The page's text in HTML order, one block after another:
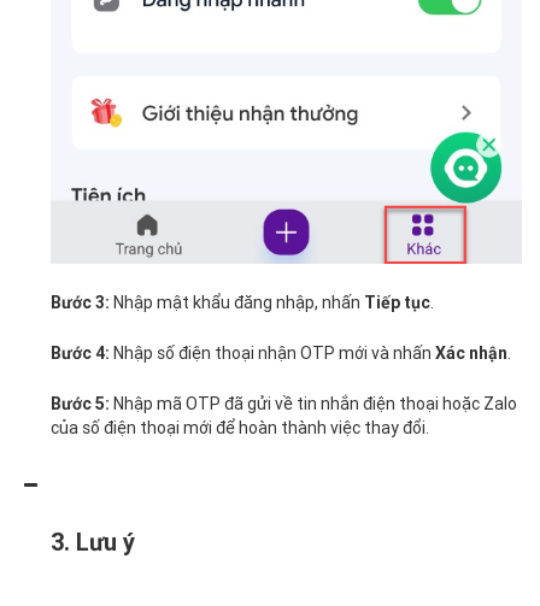
Bước 3: Nhập mật khẩu đăng nhập, nhấn Tiếp tục.
Bước 4: Nhập số điện thoại nhận OTP mới và nhấn Xác nhận.
Bước 5: Nhập mã OTP đã gửi về tin nhắn điện thoại hoặc Zalo
của số điện thoại mới để hoàn thành việc thay đổi.
3. Lưu ý